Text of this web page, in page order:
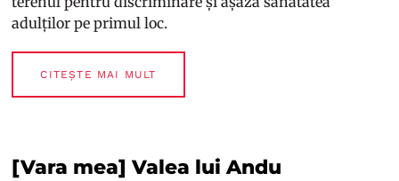
adulților pe primul loc.
CITEȘTE MAI MULT
[Vara mea] Valea lui Andu